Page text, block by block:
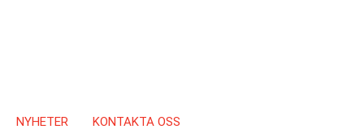
NYHETER KONTAKTA OSS